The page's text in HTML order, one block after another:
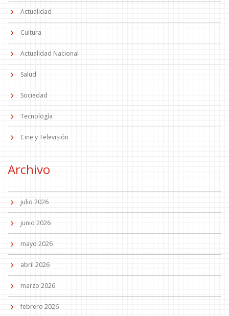
Actualidad
Cultura
Actualidad Nacional
Salud
Sociedad
Tecnología
Cine y Televisión
Archivo
julio 2026
junio 2026
mayo 2026
abril 2026
marzo 2026
febrero 2026